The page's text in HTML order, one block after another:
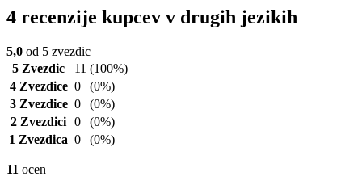
4 recenzije kupcev v drugih jezikih
5,0 od 5 zvezdic
5 Zvezdic
11 (100%)
4 Zvezdice 0
(0%)
3 Zvezdice 0
(0%)
2 Zvezdici 0
(0%)
1 Zvezdica 0 (0%)
11 ocen